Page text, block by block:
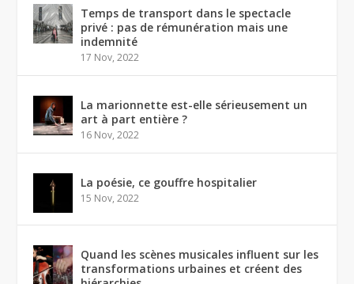
Temps de transport dans le spectacle
privé : pas de rémunération mais une
indemnité
17 Nov, 2022
La marionnette est-elle sérieusement un
art à part entière ?
16 Nov, 2022
La poésie, ce gouffre hospitalier
15 Nov, 2022
Quand les scènes musicales influent sur les
transformations urbaines et créent des